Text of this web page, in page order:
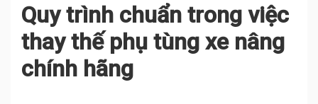
Quy trình chuẩn trong việc
thay thế phụ tùng xe nâng
chính hãng